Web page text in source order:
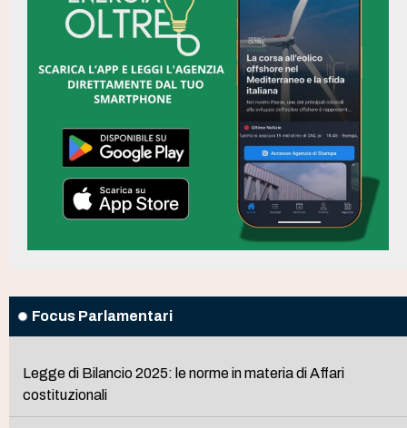
Focus Parlamentari
Legge di Bilancio 2025: le norme in materia di Affari
costituzionali